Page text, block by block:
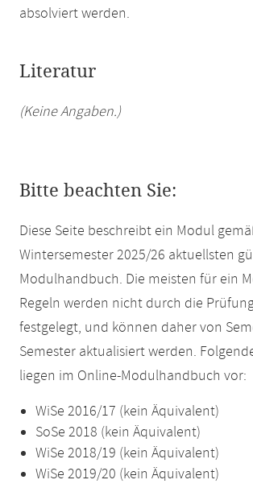
absolviert werden.
Literatur
(Keine Angaben.)
Bitte beachten Sie:
Diese Seite beschreibt ein Modul
Wintersemester 2025/26 aktuellsten
Modulhandbuch. Die meisten für ein
Regeln werden nicht durch die
festgelegt, und können daher von
Semester aktualisiert werden.
liegen im Online-Modulhandbuch vor:
WiSe 2016/17 (kein Äquivalent)
SoSe 2018 (kein Äquivalent)
WiSe 2018/19 (kein Äquivalent)
WiSe 2019/20 (kein Äquivalent)